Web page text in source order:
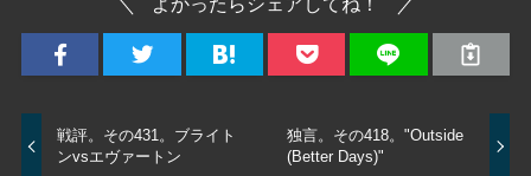
戦評。その431。ブライト
ンvsエヴァートン
独言。その418。"Outside
(Better Days)"